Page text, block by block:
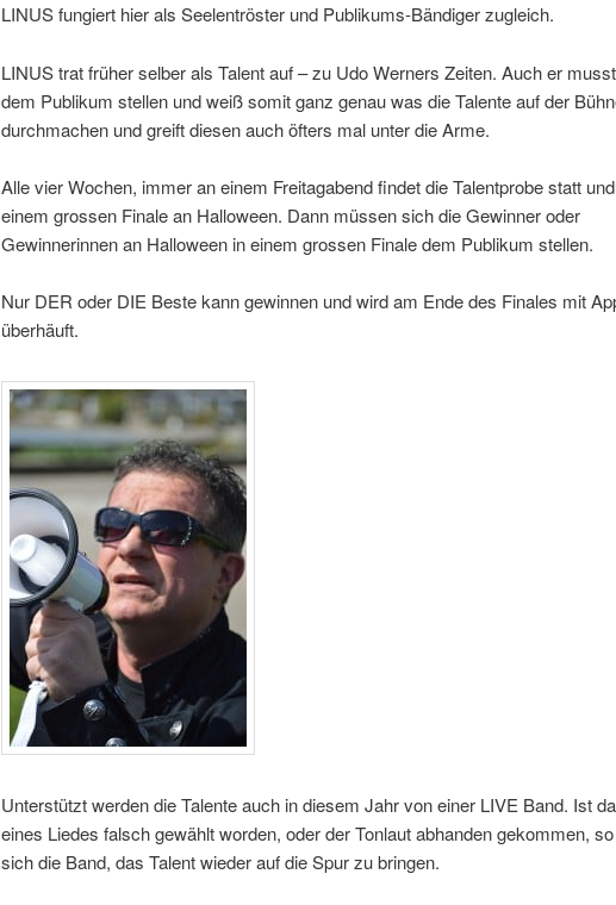
LINUS fungiert hier als Seelentröster und Publikums-Bändiger zugleich.
LINUS trat früher selber als Talent auf – zu Udo Werners Zeiten. Auch er
dem Publikum stellen und weiß somit ganz genau was die Talente auf der
durchmachen und greift diesen auch öfters mal unter die Arme.
Alle vier Wochen, immer an einem Freitagabend findet die Talentprobe statt
einem grossen Finale an Halloween. Dann müssen sich die Gewinner oder
Gewinnerinnen an Halloween in einem grossen Finale dem Publikum stellen.
Nur DER oder DIE Beste kann gewinnen und wird am Ende des Finales mit
überhäuft.
Unterstützt werden die Talente auch in diesem Jahr von einer LIVE Band. Ist
eines Liedes falsch gewählt worden, oder der Tonlaut abhanden gekommen,
sich die Band, das Talent wieder auf die Spur zu bringen.